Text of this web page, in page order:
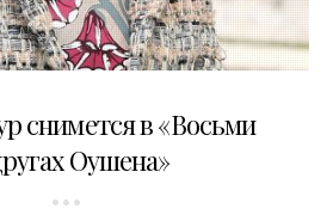
снимется в «Восьми
Оушена»